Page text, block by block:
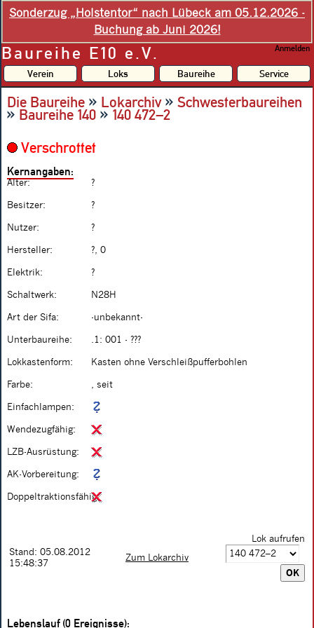
Sonderzug „Holstentor“ nach Lübeck am 05.12.2026 -
Buchung ab Juni 2026!
Baureihe E10 e.V. Anmelden
Verein Loks Baureihe Service
Die Baureihe » Lokarchiv» Schwesterbaureihen
»Baureihe 140 »140 472–2
Verschrottet
Kernangaben:
Alter: ?
Besitzer: ?
Nutzer: ?
Hersteller: ?, 0
Elektrik: ?
Schaltwerk: N28H
Art der Sifa: -unbekannt-
Unterbaureihe: .1: 001 - ???
Lokkastenform: Kasten ohne Verschleißpufferbohlen
Farbe: , seit
Einfachlampen:
Wendezugfähig:
LZB-Ausrüstung:
AK-Vorbereitung:
Doppeltraktionsfähig:
Stand: 05.08.2012
15:48:37
Zum Lokarchiv
Lok aufrufen
Lebenslauf (0 Ereignisse):